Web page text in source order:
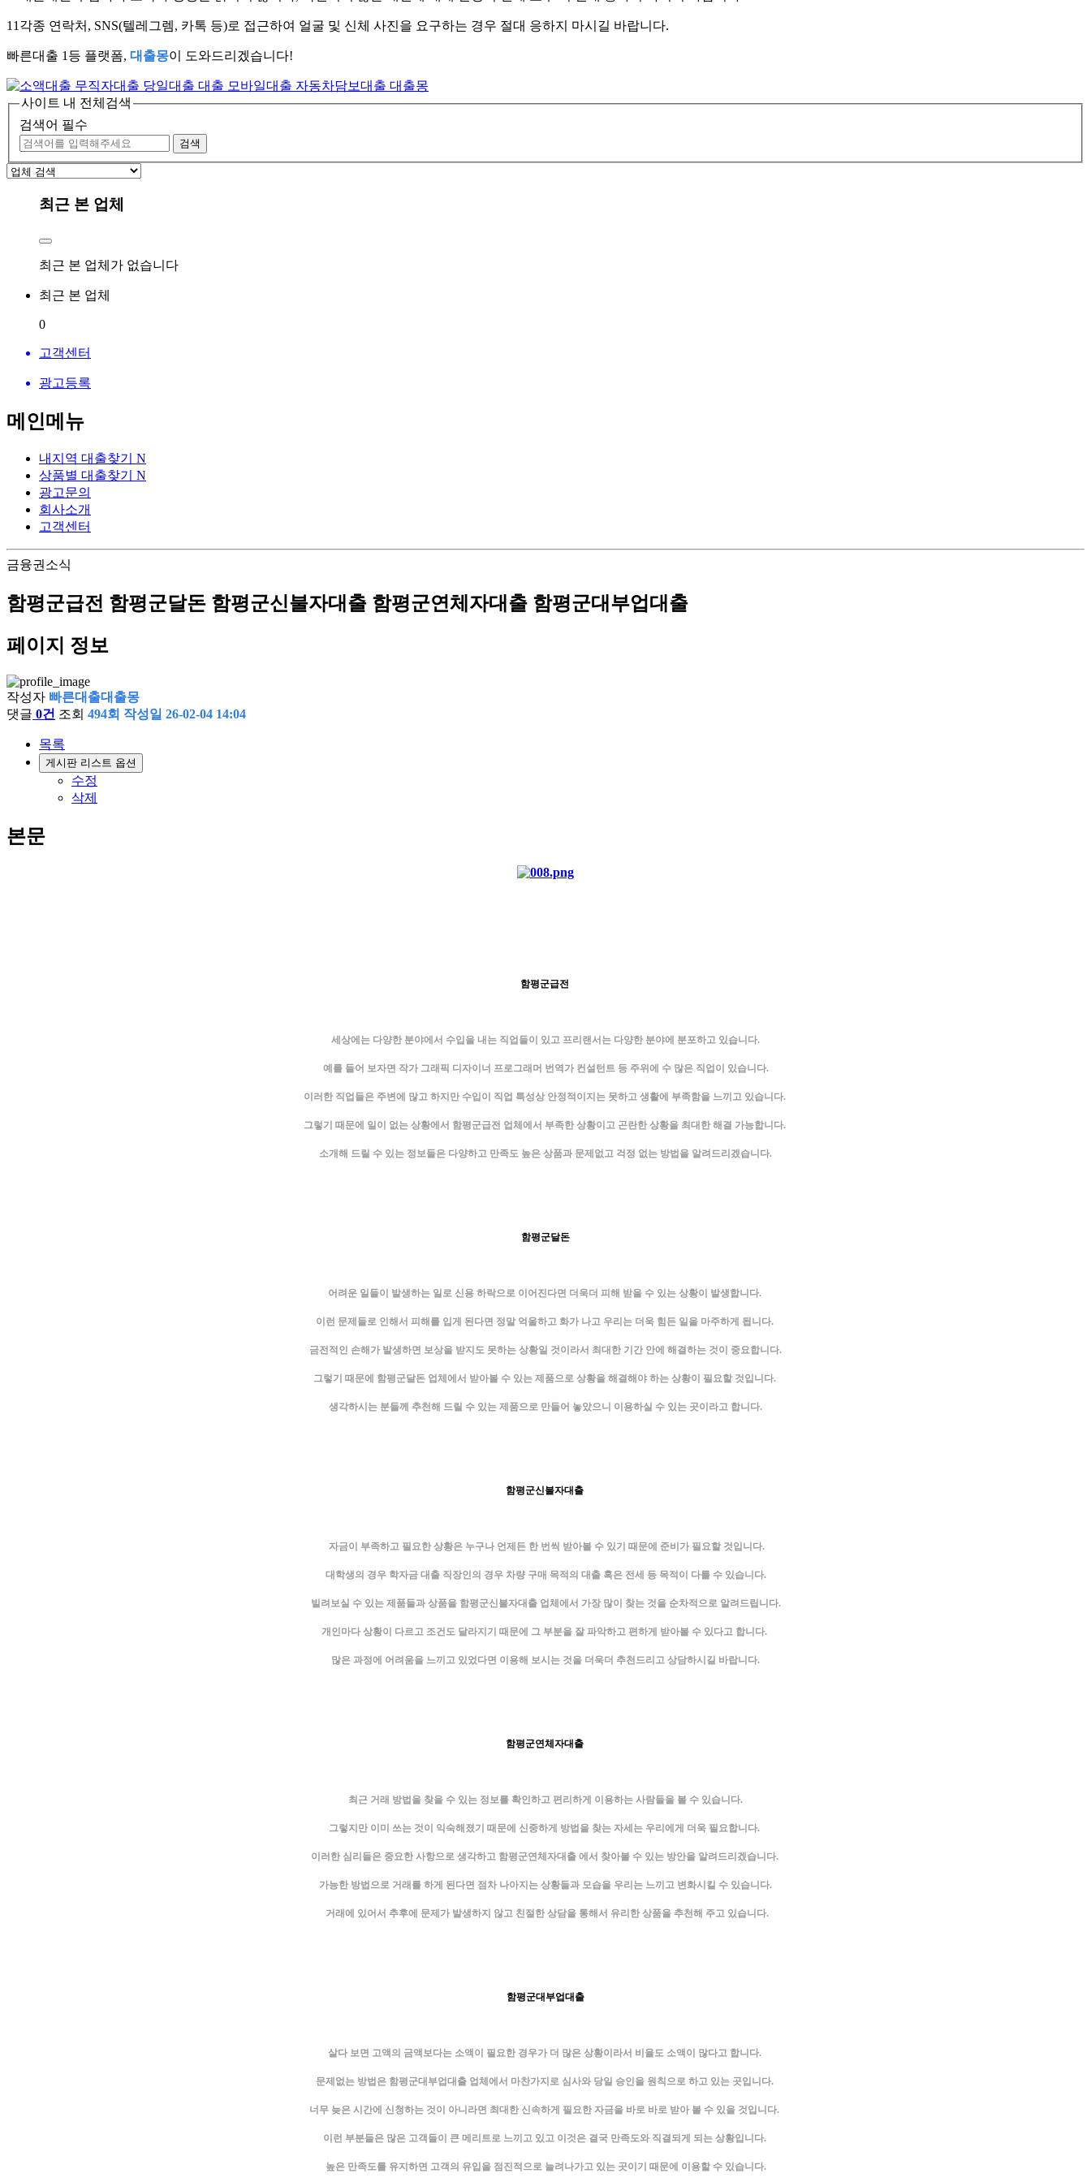
11 각종 연락처, SNS(텔레그렘, 카톡 등)로 접근하여 얼굴 및 신체 사진을 요구하는 경우 절대 응하지 마시길 바랍니다.
빠른대출 1등 플랫폼, 대출몽이 도와드리겠습니다!
사이트 내 전체검색
검색어 필수
검색
최근 본 업체
최근 본 업체가 없습니다
최근 본 업체
0
고객센터
광고등록
메인메뉴
내지역 대출찾기 N
상품별 대출찾기 N
광고문의
회사소개
고객센터
금융권소식
함평군급전 함평군달돈 함평군신불자대출 함평군연체자대출 함평군대부업대출
페이지 정보
작성자 빠른대출대출몽
댓글 0건 조회 494회 작성일 26-02-04 14:04
목록
게시판 리스트 옵션
수정
삭제
본문
함평군급전
세상에는 다양한 분야에서 수입을 내는 직업들이 있고 프리랜서는 다양한 분야에 분포하고 있습니다.
예를 들어 보자면 작가 그래픽 디자이너 프로그래머 번역가 컨설턴트 등 주위에 수 많은 직업이 있습니다.
이러한 직업들은 주변에 많고 하지만 수입이 직업 특성상 안정적이지는 못하고 생활에 부족함을 느끼고 있습니다.
그렇기 때문에 일이 없는 상황에서 함평군급전 업체에서 부족한 상황이고 곤란한 상황을 최대한 해결 가능합니다.
소개해 드릴 수 있는 정보들은 다양하고 만족도 높은 상품과 문제없고 걱정 없는 방법을 알려드리겠습니다.
함평군달돈
어려운 일들이 발생하는 일로 신용 하락으로 이어진다면 더욱더 피해 받을 수 있는 상황이 발생합니다.
이런 문제들로 인해서 피해를 입게 된다면 정말 억울하고 화가 나고 우리는 더욱 힘든 일을 마주하게 됩니다.
금전적인 손해가 발생하면 보상을 받지도 못하는 상황일 것이라서 최대한 기간 안에 해결하는 것이 중요합니다.
그렇기 때문에 함평군달돈 업체에서 받아볼 수 있는 제품으로 상황을 해결해야 하는 상황이 필요할 것입니다.
생각하시는 분들께 추천해 드릴 수 있는 제품으로 만들어 놓았으니 이용하실 수 있는 곳이라고 합니다.
함평군신불자대출
자금이 부족하고 필요한 상황은 누구나 언제든 한 번씩 받아볼 수 있기 때문에 준비가 필요할 것입니다.
대학생의 경우 학자금 대출 직장인의 경우 차량 구매 목적의 대출 혹은 전세 등 목적이 다를 수 있습니다.
빌려보실 수 있는 제품들과 상품을 함평군신불자대출 업체에서 가장 많이 찾는 것을 순차적으로 알려드립니다.
개인마다 상황이 다르고 조건도 달라지기 때문에 그 부분을 잘 파악하고 편하게 받아볼 수 있다고 합니다.
많은 과정에 어려움을 느끼고 있었다면 이용해 보시는 것을 더욱더 추천드리고 상담하시길 바랍니다.
함평군연체자대출
최근 거래 방법을 찾을 수 있는 정보를 확인하고 편리하게 이용하는 사람들을 볼 수 있습니다.
그렇지만 이미 쓰는 것이 익숙해졌기 때문에 신중하게 방법을 찾는 자세는 우리에게 더욱 필요합니다.
이러한 심리들은 중요한 사항으로 생각하고 함평군연체자대출 에서 찾아볼 수 있는 방안을 알려드리겠습니다.
가능한 방법으로 거래를 하게 된다면 점차 나아지는 상황들과 모습을 우리는 느끼고 변화시킬 수 있습니다.
거래에 있어서 추후에 문제가 발생하지 않고 친절한 상담을 통해서 유리한 상품을 추천해 주고 있습니다.
함평군대부업대출
살다 보면 고액의 금액보다는 소액이 필요한 경우가 더 많은 상황이라서 비율도 소액이 많다고 합니다.
문제없는 방법은 함평군대부업대출 업체에서 마찬가지로 심사와 당일 승인을 원칙으로 하고 있는 곳입니다.
너무 늦은 시간에 신청하는 것이 아니라면 최대한 신속하게 필요한 자금을 바로 바로 받아 볼 수 있을 것입니다.
이런 부분들은 많은 고객들이 큰 메리트로 느끼고 있고 이것은 결국 만족도와 직결되게 되는 상황입니다.
높은 만족도를 유지하면 고객의 유입을 점진적으로 늘려나가고 있는 곳이기 때문에 이용할 수 있습니다.